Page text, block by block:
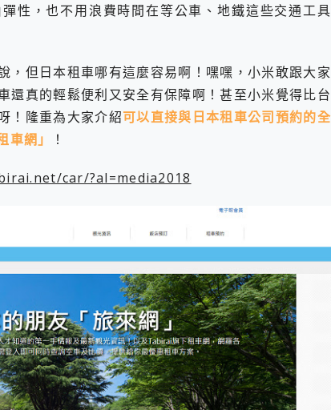
性，也不用浪費時間在等公車、地鐵這些交通工具
，但日本租車哪有這麼容易啊！嘿嘿，小米敢跟大家
還真的輕鬆便利又安全有保障啊！甚至小米覺得比台
！隆重為大家介紹可以直接與日本租車公司預約的全
網」
！
car/?al=media2018